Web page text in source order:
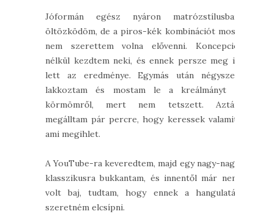
Jóformán egész nyáron matrózstílusban
öltözködöm, de a piros-kék kombinációt most
nem szerettem volna elővenni. Koncepció
nélkül kezdtem neki, és ennek persze meg is
lett az eredménye. Egymás után négyszer
lakkoztam és mostam le a kreálmányt a
körmömről, mert nem tetszett. Aztán
megálltam pár percre, hogy keressek valamit,
ami megihlet.
A YouTube-ra keveredtem, majd egy nagy-nagy
klasszikusra bukkantam, és innentől már nem
volt baj, tudtam, hogy ennek a hangulatát
szeretném elcsípni.